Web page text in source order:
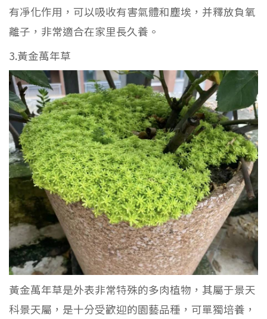
有凈化作用，可以吸收有害氣體和塵埃，并釋放負氧
離子，非常適合在家里長久養。
3.黃金萬年草
黃金萬年草是外表非常特殊的多肉植物，其屬于景天
科景天屬，是十分受歡迎的園藝品種，可單獨培養，